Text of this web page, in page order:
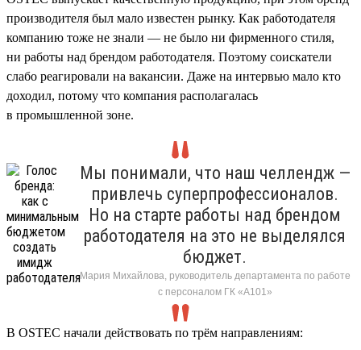
производителя был мало известен рынку. Как работодателя
компанию тоже не знали — не было ни фирменного стиля,
ни работы над брендом работодателя. Поэтому соискатели
слабо реагировали на вакансии. Даже на интервью мало кто
доходил, потому что компания располагалась
в промышленной зоне.
Мы понимали, что наш челлендж —
привлечь суперпрофессионалов.
Но на старте работы над брендом
работодателя на это не выделялся
бюджет.
Мария Михайлова, руководитель департамента по работе
с персоналом ГК «А101»
В OSTEC начали действовать по трём направлениям: